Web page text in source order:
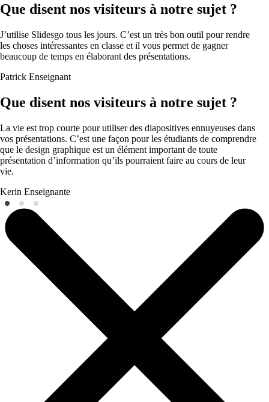
Que disent nos visiteurs à notre sujet ?
J’utilise Slidesgo tous les jours. C’est un très bon outil pour rendre
les choses intéressantes en classe et il vous permet de gagner
beaucoup de temps en élaborant des présentations.
Patrick Enseignant
Que disent nos visiteurs à notre sujet ?
La vie est trop courte pour utiliser des diapositives ennuyeuses dans
vos présentations. C’est une façon pour les étudiants de comprendre
que le design graphique est un élément important de toute
présentation d’information qu’ils pourraient faire au cours de leur
vie.
Kerin Enseignante